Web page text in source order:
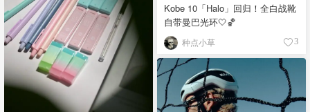
Kobe 10「Halo」回归！全白战靴
自带曼巴光环🤍🏀
种点小草 3